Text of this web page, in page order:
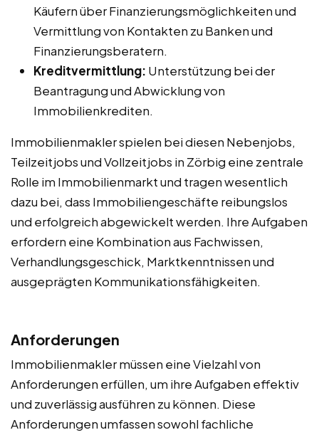
Käufern über Finanzierungsmöglichkeiten und
Vermittlung von Kontakten zu Banken und
Finanzierungsberatern.
Kreditvermittlung: Unterstützung bei der
Beantragung und Abwicklung von
Immobilienkrediten.
Immobilienmakler spielen bei diesen Nebenjobs,
Teilzeitjobs und Vollzeitjobs in Zörbig eine zentrale
Rolle im Immobilienmarkt und tragen wesentlich
dazu bei, dass Immobiliengeschäfte reibungslos
und erfolgreich abgewickelt werden. Ihre Aufgaben
erfordern eine Kombination aus Fachwissen,
Verhandlungsgeschick, Marktkenntnissen und
ausgeprägten Kommunikationsfähigkeiten.
Anforderungen
Immobilienmakler müssen eine Vielzahl von
Anforderungen erfüllen, um ihre Aufgaben effektiv
und zuverlässig ausführen zu können. Diese
Anforderungen umfassen sowohl fachliche